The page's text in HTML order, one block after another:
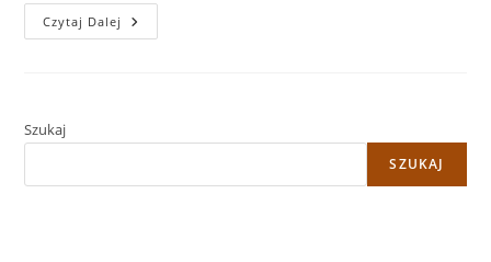
Czytaj Dalej TATRA
Po
W
Szukaj
SZUKAJ